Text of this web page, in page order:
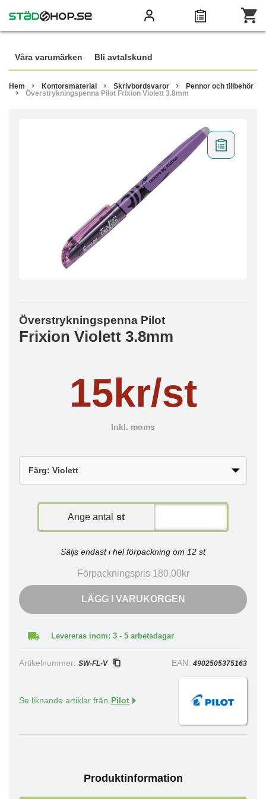
Våra varumärken Bli avtalskund
Hem Kontorsmaterial Skrivbordsvaror
Pennor och tillbehör
Överstrykningspenna Pilot Frixion Violett 3.8mm
Överstrykningspenna Pilot
Frixion Violett 3.8mm
15kr/st
Inkl. moms
Ange antal st
Säljs endast i hel förpackning om 12 st
Förpackningspris 180,00kr
LÄGG I VARUKORGEN
Levereras inom: 3 - 5 arbetsdagar
Artikelnummer: SW-FL-V EAN: 4902505375163
Se liknande artiklar från Pilot
Produktinformation